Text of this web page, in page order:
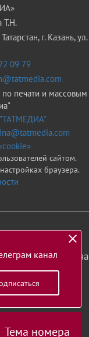
Тема номера
Т.Н.
г. Казань, ул.
09 79
по печати и массовым
"ТАТМЕДИА"
сайтом.
браузера.
«Татарстан»
ссылка на
канал